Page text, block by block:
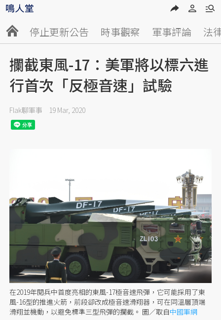
停止更新公告 時事觀察 軍事評論 法
攔截東風-17：美軍將以標六進
行首次「反極音速」試驗
Flak聊軍事 19 Mar, 2020
在2019年閱兵中首度亮相的東風-17極音速飛彈，它可能採用了東
風-16型的推進火箭，前段卻改成極音速滑翔器，可在同溫層頂端
滑翔並機動，以避免標準三型飛彈的攔截。 圖／取自中國軍網